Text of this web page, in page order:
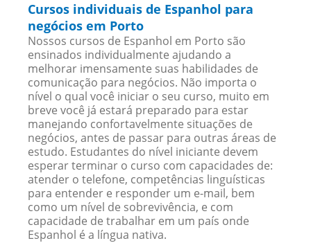
Cursos individuais de Espanhol para
negócios em Porto
Nossos cursos de Espanhol em Porto são
ensinados individualmente ajudando a
melhorar imensamente suas habilidades de
comunicação para negócios. Não importa o
nível o qual você iniciar o seu curso, muito em
breve você já estará preparado para estar
manejando confortavelmente situações de
negócios, antes de passar para outras áreas de
estudo. Estudantes do nível iniciante devem
esperar terminar o curso com capacidades de:
atender o telefone, competências linguísticas
para entender e responder um e-mail, bem
como um nível de sobrevivência, e com
capacidade de trabalhar em um país onde
Espanhol é a língua nativa.